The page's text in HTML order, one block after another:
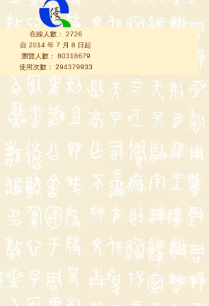
在線人數： 2726
自 2014 年 7 月 8 日起
瀏覽人數： 80318679
使用次數： 294379933